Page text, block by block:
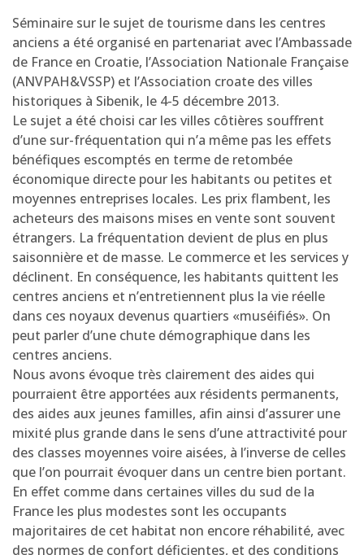
Séminaire sur le sujet de tourisme dans les centres
anciens a été organisé en partenariat avec l’Ambassade
de France en Croatie, l’Association Nationale Française
(ANVPAH&VSSP) et l’Association croate des villes
historiques à Sibenik, le 4-5 décembre 2013.
Le sujet a été choisi car les villes côtières souffrent
d’une sur-fréquentation qui n’a même pas les effets
bénéfiques escomptés en terme de retombée
économique directe pour les habitants ou petites et
moyennes entreprises locales. Les prix flambent, les
acheteurs des maisons mises en vente sont souvent
étrangers. La fréquentation devient de plus en plus
saisonnière et de masse. Le commerce et les services y
déclinent. En conséquence, les habitants quittent les
centres anciens et n’entretiennent plus la vie réelle
dans ces noyaux devenus quartiers «muséifiés». On
peut parler d’une chute démographique dans les
centres anciens.
Nous avons évoque très clairement des aides qui
pourraient être apportées aux résidents permanents,
des aides aux jeunes familles, afin ainsi d’assurer une
mixité plus grande dans le sens d’une attractivité pour
des classes moyennes voire aisées, à l’inverse de celles
que l’on pourrait évoquer dans un centre bien portant.
En effet comme dans certaines villes du sud de la
France les plus modestes sont les occupants
majoritaires de cet habitat non encore réhabilité, avec
des normes de confort déficientes, et des conditions